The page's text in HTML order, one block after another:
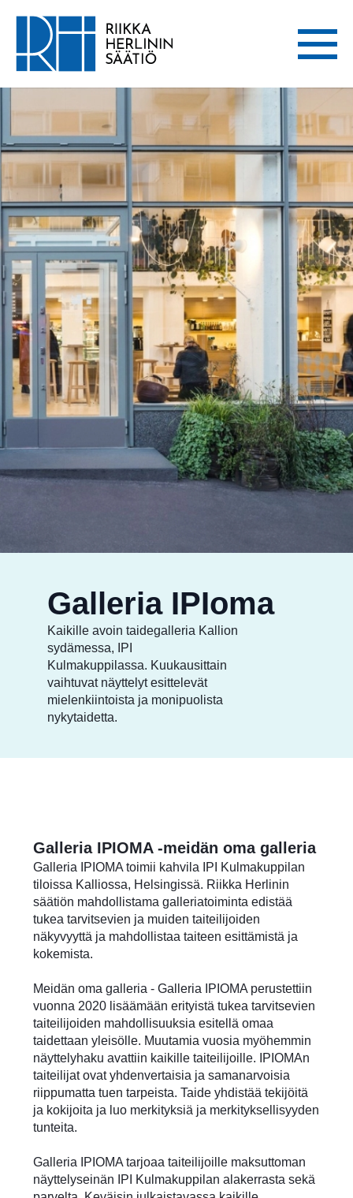
Galleria IPIoma
Kaikille avoin taidegalleria Kallion
sydämessa, IPI
Kulmakuppilassa. Kuukausittain
vaihtuvat näyttelyt esittelevät
mielenkiintoista ja monipuolista
nykytaidetta.
Galleria IPIOMA -meidän oma galleria
Galleria IPIOMA toimii kahvila IPI Kulmakuppilan
tiloissa Kalliossa, Helsingissä. Riikka Herlinin
säätiön mahdollistama galleriatoiminta edistää
tukea tarvitsevien ja muiden taiteilijoiden
näkyvyyttä ja mahdollistaa taiteen esittämistä ja
kokemista.
Meidän oma galleria - Galleria IPIOMA perustettiin
vuonna 2020 lisäämään erityistä tukea tarvitsevien
taiteilijoiden mahdollisuuksia esitellä omaa
taidettaan yleisölle. Muutamia vuosia myöhemmin
näyttelyhaku avattiin kaikille taiteilijoille. IPIOMAn
taiteilijat ovat yhdenvertaisia ja samanarvoisia
riippumatta tuen tarpeista. Taide yhdistää tekijöitä
ja kokijoita ja luo merkityksiä ja merkityksellisyyden
tunteita.
Galleria IPIOMA tarjoaa taiteilijoille maksuttoman
näyttelyseinän IPI Kulmakuppilan alakerrasta sekä